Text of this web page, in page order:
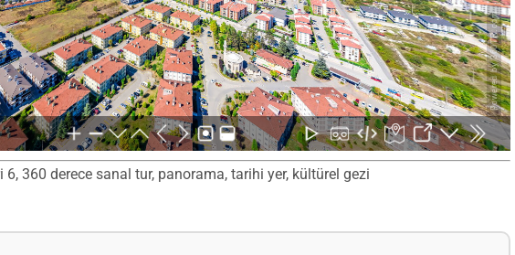
6, 360 derece sanal tur, panorama, tarihi yer, kültürel gezi